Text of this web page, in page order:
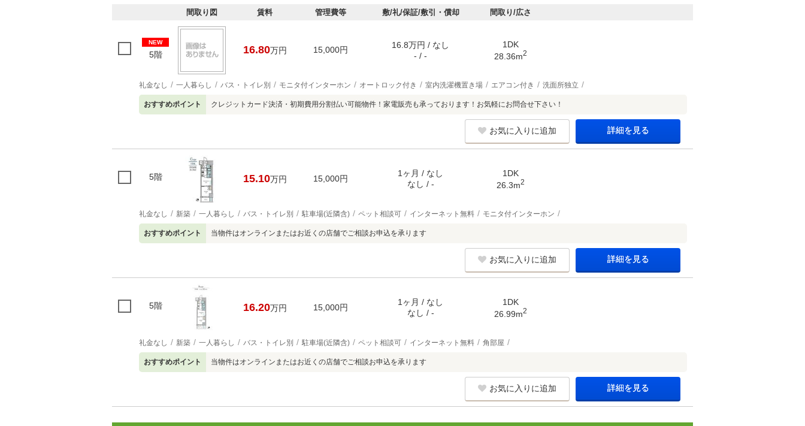
間取り図 賃料 管理費等 敷/礼/保証/敷引・償却 間取り/広さ
NEW
5階 16.80万円 15,000円
16.8万円 / なし
- / -
1DK
28.36m2
礼金なし 一人暮らし バス・トイレ別 モニタ付インターホン オートロック付き 室内洗濯機置き場 エアコン付き 洗面所独立
おすすめポイント クレジットカード決済・初期費用分割払い可能物件！家電販売も承っております！お気軽にお問合せ下さい！
お気に入りに追加 詳細を見る
5階 15.10万円 15,000円
1ヶ月 / なし
なし / -
1DK
26.3m2
礼金なし 新築 一人暮らし バス・トイレ別 駐車場(近隣含) ペット相談可 インターネット無料 モニタ付インターホン
おすすめポイント 当物件はオンラインまたはお近くの店舗でご相談お申込を承ります
お気に入りに追加 詳細を見る
5階 16.20万円 15,000円
1ヶ月 / なし
なし / -
1DK
26.99m2
礼金なし 新築 一人暮らし バス・トイレ別 駐車場(近隣含) ペット相談可 インターネット無料 角部屋
おすすめポイント 当物件はオンラインまたはお近くの店舗でご相談お申込を承ります
お気に入りに追加 詳細を見る